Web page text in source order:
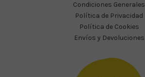
Condiciones Generales
Política de Privacidad
Política de Cookies
Envíos y Devoluciones